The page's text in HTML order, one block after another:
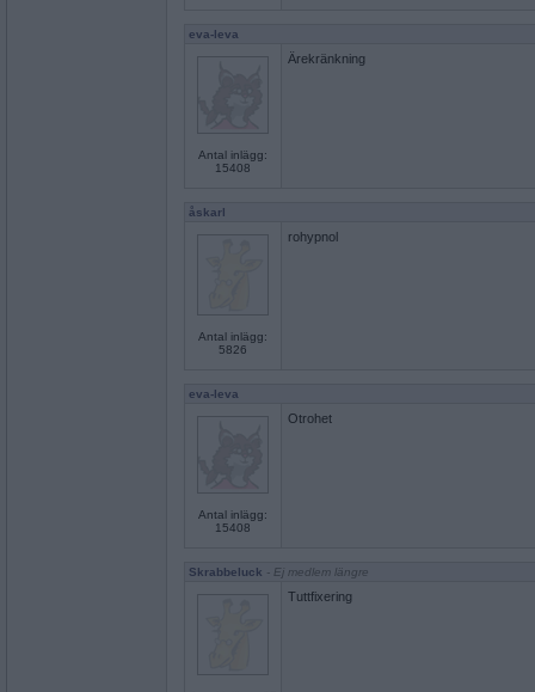
eva-leva
Antal inlägg:
15408
Ärekränkning
åskarl
Antal inlägg:
5826
rohypnol
eva-leva
Antal inlägg:
15408
Otrohet
Skrabbeluck - Ej medlem längre
Tuttfixering